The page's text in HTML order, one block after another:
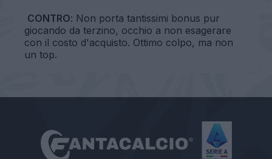
CONTRO: Non porta tantissimi bonus pur
giocando da terzino, occhio a non esagerare
con il costo d'acquisto. Ottimo colpo, ma non
un top.